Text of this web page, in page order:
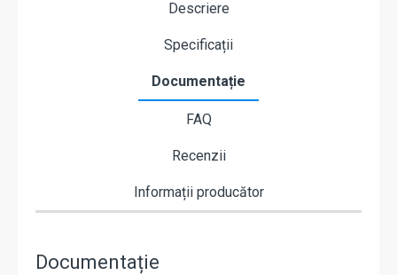
Descriere
Specificații
Documentație
FAQ
Recenzii
Informații producător
Documentație